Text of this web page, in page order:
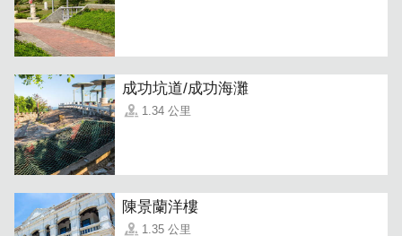
成功坑道/成功海灘
1.34 公里
陳景蘭洋樓
1.35 公里